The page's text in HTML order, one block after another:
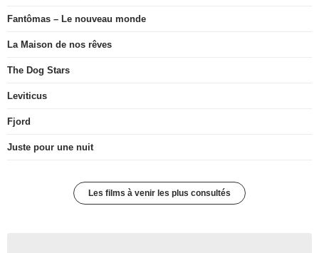
Fantômas – Le nouveau monde
La Maison de nos rêves
The Dog Stars
Leviticus
Fjord
Juste pour une nuit
Les films à venir les plus consultés